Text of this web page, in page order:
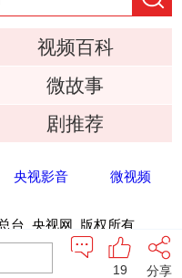
视频百科
微故事
剧推荐
央视影音
微视频
台 央视网 版权所有
分享
19